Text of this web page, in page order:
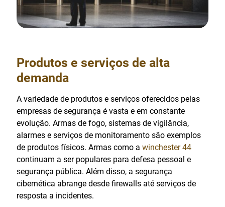
Produtos e serviços de alta
demanda
A variedade de produtos e serviços oferecidos pelas
empresas de segurança é vasta e em constante
evolução. Armas de fogo, sistemas de vigilância,
alarmes e serviços de monitoramento são exemplos
de produtos físicos. Armas como a winchester 44
continuam a ser populares para defesa pessoal e
segurança pública. Além disso, a segurança
cibernética abrange desde firewalls até serviços de
resposta a incidentes.